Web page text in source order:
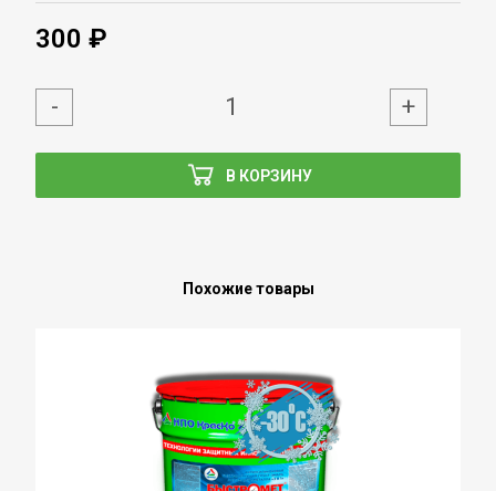
300 ₽
В КОРЗИНУ
- +
Похожие товары